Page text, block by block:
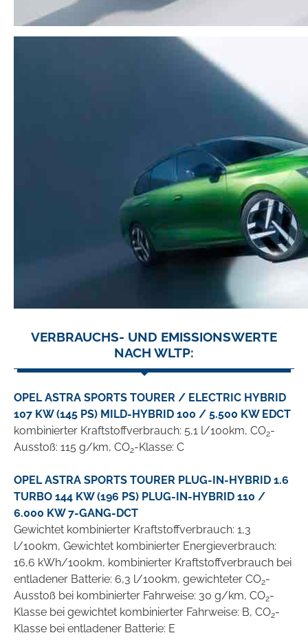
VERBRAUCHS- UND EMISSIONSWERTE
NACH WLTP:
OPEL ASTRA SPORTS TOURER / ELECTRIC HYBRID
107 KW (145 PS) MILD-HYBRID 100 / 5.500 KW EDCT
kombinierter Kraftstoffverbrauch: 5,1 l/100km, CO2-
Ausstoß: 115 g/km, CO2-Klasse: C
OPEL ASTRA SPORTS TOURER PLUG-IN-HYBRID 1.6
TURBO 144 KW (196 PS) PLUG-IN-HYBRID 110 /
6.000 KW 7-GANG-DCT
Gewichtet kombinierter Kraftstoffverbrauch: 1,3
l/100km, Gewichtet kombinierter Energieverbrauch:
16,6 kWh/100km, kombinierter Kraftstoffverbrauch bei
entladener Batterie: 6,3 l/100km, gewichteter CO2-
Ausstoß bei kombinierter Fahrweise: 30 g/km, CO2-
Klasse bei gewichtet kombinierter Fahrweise: B, CO2-
Klasse bei entladener Batterie: E